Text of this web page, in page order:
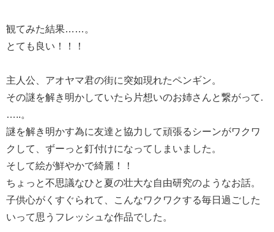
観てみた結果……。
とても良い！！！
主人公、アオヤマ君の街に突如現れたペンギン。
その謎を解き明かしていたら片想いのお姉さんと繋がって.
…..。
謎を解き明かす為に友達と協力して頑張るシーンがワクワ
クして、ずーっと釘付けになってしまいました。
そして絵が鮮やかで綺麗！！
ちょっと不思議なひと夏の壮大な自由研究のようなお話。
子供心がくすぐられて、こんなワクワクする毎日過ごした
いって思うフレッシュな作品でした。